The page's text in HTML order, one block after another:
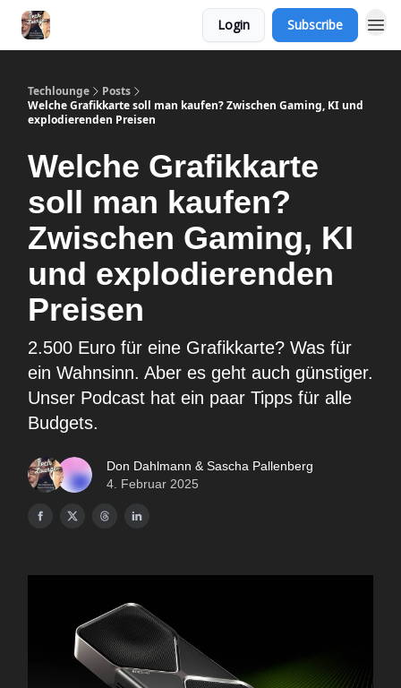
Login Subscribe
Techlounge
Posts
Welche Grafikkarte soll man kaufen? Zwischen Gaming, KI und
explodierenden Preisen
Welche Grafikkarte
soll man kaufen?
Zwischen Gaming, KI
und explodierenden
Preisen
2.500 Euro für eine Grafikkarte? Was für
ein Wahnsinn. Aber es geht auch günstiger.
Unser Podcast hat ein paar Tipps für alle
Budgets.
Don Dahlmann & Sascha Pallenberg
4. Februar 2025